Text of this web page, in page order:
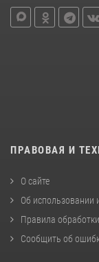
ПРАВОВАЯ И
О сайте
Об использовании
Правила
Сообщить об